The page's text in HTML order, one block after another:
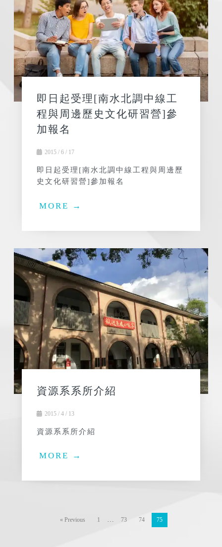
即日起受理[南水北調中線工
程與周邊歷史文化研習營]參
加報名
2015 / 6 / 17
即日起受理[南水北調中線工程與周邊歷
史文化研習營]參加報名
MORE →
資源系系所介紹
2015 / 4 / 13
資源系系所介紹
MORE →
« Previous 1 … 73 74 75